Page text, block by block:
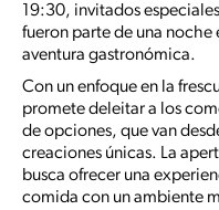
19:30, invitados
fueron parte de una noche
aventura gastronómica.
Con un enfoque en la
promete deleitar a los
de opciones, que van
creaciones únicas. La
busca ofrecer una
comida con un ambiente